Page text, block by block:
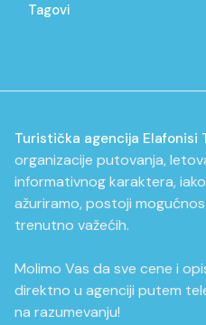
Tagovi
Turistička agencija Elafonisi
organizacije putovanja,
informativnog karaktera,
ažuriramo, postoji
trenutno važećih.
Molimo Vas da sve cene i
direktno u agenciji putem
na razumevanju!